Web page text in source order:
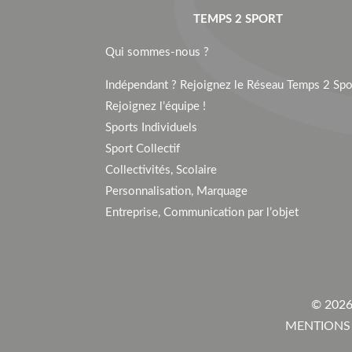
TEMPS 2 SPORT
Qui sommes-nous ?
Indépendant ? Rejoignez le Réseau Temps 2
Rejoignez l’équipe !
Sports Individuels
Sport Collectif
Collectivités, Scolaire
Personnalisation, Marquage
Entreprise, Communication par l’objet
©